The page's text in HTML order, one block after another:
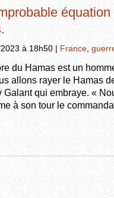
à 18h50 | France
du Hamas est un
allons rayer le Hamas
Galant qui embraye. «
à son tour le